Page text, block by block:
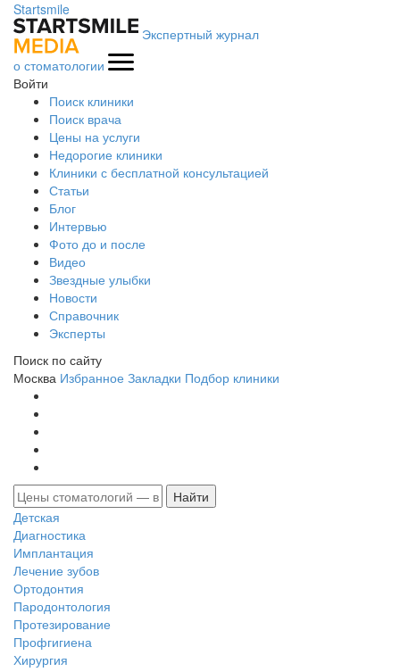
Startsmile
Экспертный журнал
о стоматологии
Войти
Поиск клиники
Поиск врача
Цены на услуги
Недорогие клиники
Клиники с бесплатной консультацией
Статьи
Блог
Интервью
Фото до и после
Видео
Звездные улыбки
Новости
Справочник
Эксперты
Поиск по сайту
Москва Избранное Закладки Подбор клиники
Детская
Диагностика
Имплантация
Лечение зубов
Ортодонтия
Пародонтология
Протезирование
Профгигиена
Хирургия